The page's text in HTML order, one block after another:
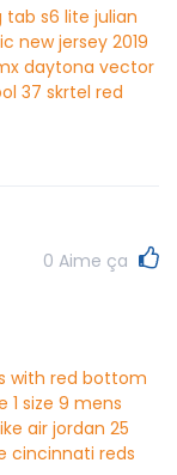
tab s6 lite julian
new jersey 2019
daytona vector
37 skrtel red
0 Aime ça
with red bottom
1 size 9 mens
air jordan 25
cincinnati reds